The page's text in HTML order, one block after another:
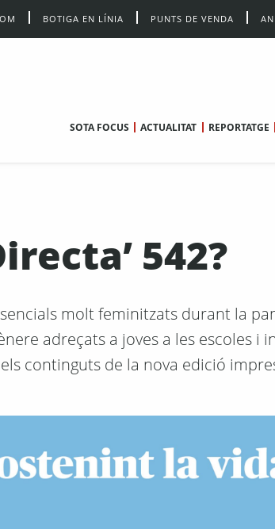
BOTIGA EN LÍNIA PUNTS DE VENDA
SOTA FOCUS ACTUALITAT REPORTATGE
542?
molt feminitzats durant la
adreçats a joves a les escoles i
continguts de la nova edició